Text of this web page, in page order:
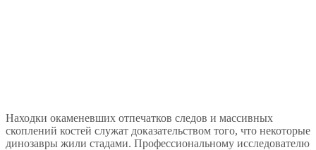
Находки окаменевших отпечатков следов и массивных
скоплений костей служат доказательством того, что некоторые
динозавры жили стадами. Профессиональному исследователю